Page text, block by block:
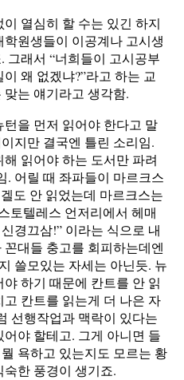
열심히 할 수는 있긴 하지
원생들이 이공계나 고시생
그래서 “너희들이 고시공부
왜 없겠냐?”라고 하는 교
는 얘기라고 생각함.
을 먼저 읽어야 한다고 말
지만 결국엔 틀린 소리임.
읽어야 하는 도서만 파려
. 어릴 때 좌파들이 마르크스
도 안 읽었는데 마르크스는
토텔레스 언저리에서 헤매
경끄삼!” 이라는 식으로 내
대들 충고를 회피하는데엔
쓸모있는 자세는 아닌듯. 뉴
하기 때문에 칸트를 안 읽
칸트를 읽는게 더 나은 자
선행작업과 맥락이 있다는
야 할테고. 그게 아니면 들
욕하고 있는지도 모르는 황
한 풍경이 생기죠.